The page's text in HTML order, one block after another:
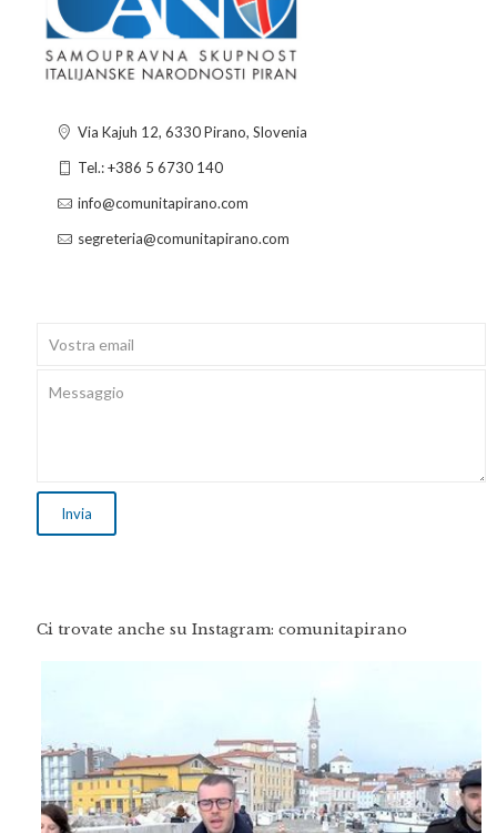
Via Kajuh 12, 6330 Pirano, Slovenia
Tel.: +386 5 6730 140
info@comunitapirano.com
segreteria@comunitapirano.com
Ci trovate anche su Instagram: comunitapirano